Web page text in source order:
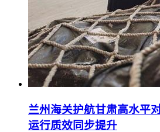
兰州海关护航甘肃高水平
运行质效同步提升